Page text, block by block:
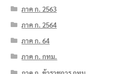
ภาค ก. 2563
ภาค ก. 2564
ภาค ก. 64
ภาค ก. กทม.